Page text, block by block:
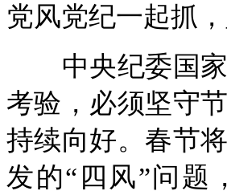
党风党纪一起抓
中央纪委国家
考验，必须坚守
持续向好。春节
发的“四风”问题